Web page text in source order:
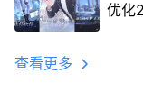
优化
查看更多